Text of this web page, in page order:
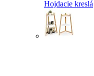
Hojdacie kreslá